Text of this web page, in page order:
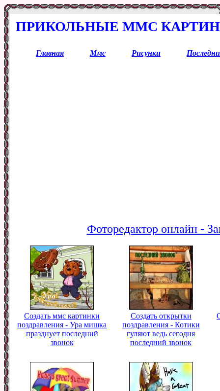
ПРИКОЛЬНЫЕ ММС
Главная Ммс Рисунки
Фоторедактор онлайн -
Создать ммс картинки
поздравления - Ура мишка
празднует последний
звонок
Создать открытки
поздравления - Котики
гуляют ведь сегодня
последний звонок